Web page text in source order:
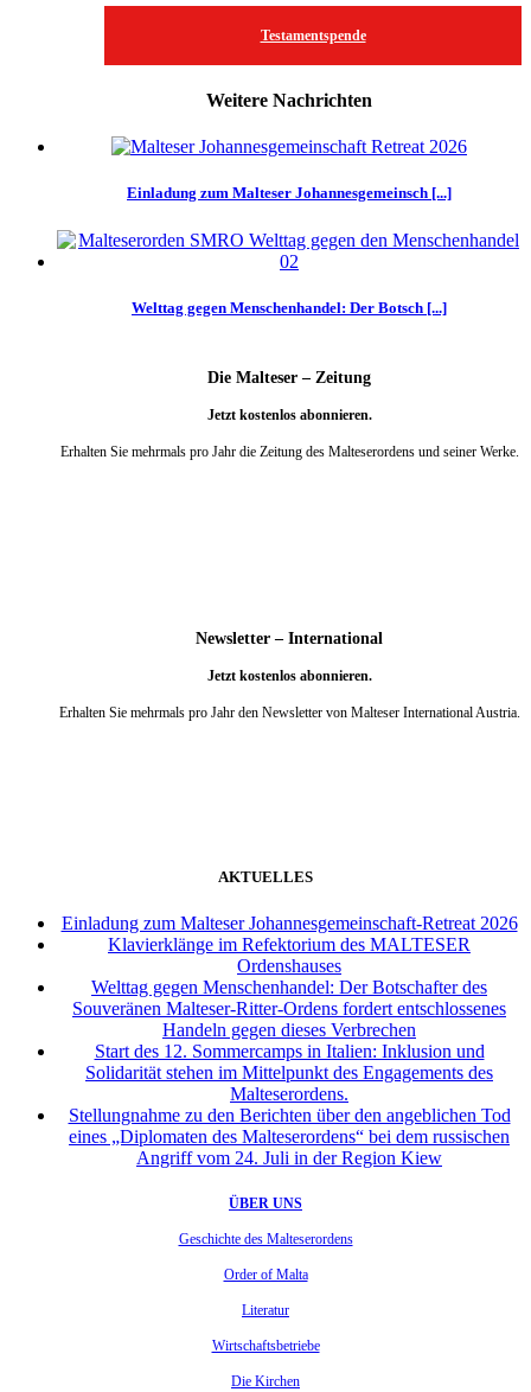
Testamentspende
Weitere Nachrichten
Einladung zum Malteser Johannesgemeinsch [...]
Welttag gegen Menschenhandel: Der Botsch [...]
Die Malteser – Zeitung
Jetzt kostenlos abonnieren.
Erhalten Sie mehrmals pro Jahr die Zeitung des Malteserordens und seiner Werke.
Newsletter – International
Jetzt kostenlos abonnieren.
Erhalten Sie mehrmals pro Jahr den Newsletter von Malteser International Austria.
AKTUELLES
Einladung zum Malteser Johannesgemeinschaft-Retreat 2026
Klavierklänge im Refektorium des MALTESER
Ordenshauses
Welttag gegen Menschenhandel: Der Botschafter des
Souveränen Malteser-Ritter-Ordens fordert entschlossenes
Handeln gegen dieses Verbrechen
Start des 12. Sommercamps in Italien: Inklusion und
Solidarität stehen im Mittelpunkt des Engagements des
Malteserordens.
Stellungnahme zu den Berichten über den angeblichen Tod
eines „Diplomaten des Malteserordens“ bei dem russischen
Angriff vom 24. Juli in der Region Kiew
ÜBER UNS
Geschichte des Malteserordens
Order of Malta
Literatur
Wirtschaftsbetriebe
Die Kirchen